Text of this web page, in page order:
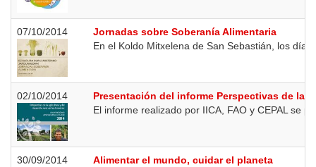
07/10/2014
Jornadas sobre Soberanía Alimentaria
En el Koldo Mitxelena de San Sebastián, los
02/10/2014
Presentación del informe Perspectivas de la
El informe realizado por IICA, FAO y CEPAL se
30/09/2014
Alimentar el mundo, cuidar el planeta